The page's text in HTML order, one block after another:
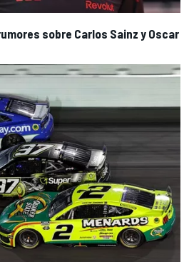
sobre Carlos Sainz y Oscar